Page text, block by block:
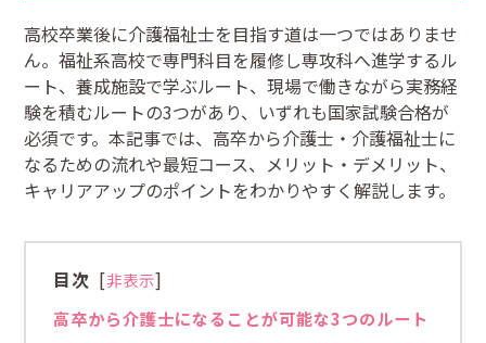
高校卒業後に介護福祉士を目指す道は一つではありませ
ん。福祉系高校で専門科目を履修し専攻科へ進学するル
ート、養成施設で学ぶルート、現場で働きながら実務経
験を積むルートの3つがあり、いずれも国家試験合格が
必須です。本記事では、高卒から介護士・介護福祉士に
なるための流れや最短コース、メリット・デメリット、
キャリアアップのポイントをわかりやすく解説します。
目次 [非表示]
高卒から介護士になることが可能な3つのルート